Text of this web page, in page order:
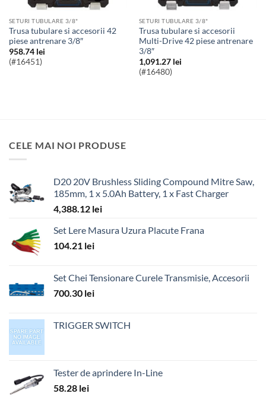
SETURI TUBULARE 3/8"
Trusa tubulare si accesorii 42
piese antrenare 3/8″
958.74 lei
(#16451)
SETURI TUBULARE 3/8"
Trusa tubulare si accesorii
Multi-Drive 42 piese antrenare
3/8″
1,091.27 lei
(#16480)
CELE MAI NOI PRODUSE
D20 20V Brushless Sliding Compound Mitre Saw,
185mm, 1 x 5.0Ah Battery, 1 x Fast Charger
4,388.12 lei
Set Lere Masura Uzura Placute Frana
104.21 lei
Set Chei Tensionare Curele Transmisie, Accesorii
700.30 lei
TRIGGER SWITCH
Tester de aprindere In-Line
58.28 lei